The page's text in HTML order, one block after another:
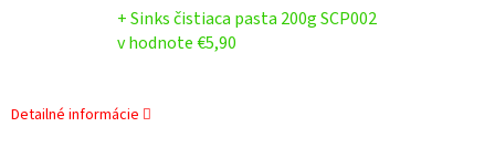
+ Sinks čistiaca pasta 200g SCP002
v hodnote €5,90
Detailné informácie